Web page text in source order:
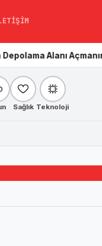
Açmanın En Kolay Yolu
Sağlık Teknoloji